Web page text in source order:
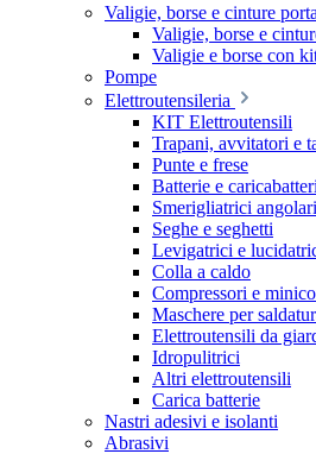
Valigie, borse e cinture
Valigie, borse e
Valigie e borse con
Pompe
Elettroutensileria
KIT Elettroutensili
Trapani, avvitatori e
Punte e frese
Batterie e
Smerigliatrici angolari
Seghe e seghetti
Levigatrici e
Colla a caldo
Compressori e
Maschere per
Elettroutensili da
Idropulitrici
Altri elettroutensili
Carica batterie
Nastri adesivi e isolanti
Abrasivi